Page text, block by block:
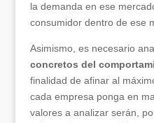
la demanda en ese
consumidor dentro de ese
Asimismo, es necesario
concretos del
finalidad de afinar al
cada empresa ponga en
valores a analizar serán,